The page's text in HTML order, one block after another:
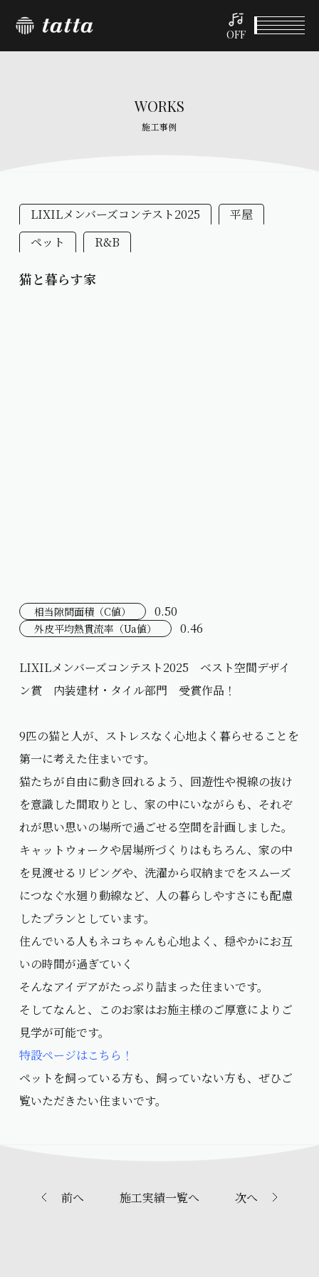
OFF
WORKS
施工事例
LIXILメンバーズコンテスト2025
平屋
ペット
R&B
猫と暮らす家
相当隙間面積（C値） 0.50
外皮平均熱貫流率（Ua値） 0.46
LIXILメンバーズコンテスト2025 ベスト空間デザイ
ン賞 内装建材・タイル部門 受賞作品！
9匹の猫と人が、ストレスなく心地よく暮らせることを
第一に考えた住まいです。
猫たちが自由に動き回れるよう、回遊性や視線の抜け
を意識した間取りとし、家の中にいながらも、それぞ
れが思い思いの場所で過ごせる空間を計画しました。
キャットウォークや居場所づくりはもちろん、家の中
を見渡せるリビングや、洗濯から収納までをスムーズ
につなぐ水廻り動線など、人の暮らしやすさにも配慮
したプランとしています。
住んでいる人もネコちゃんも心地よく、穏やかにお互
いの時間が過ぎていく――
そんなアイデアがたっぷり詰まった住まいです。
そしてなんと、このお家はお施主様のご厚意によりご
見学が可能です。
特設ページはこちら！
ペットを飼っている方も、飼っていない方も、ぜひご
覧いただきたい住まいです。
前へ 施工実績一覧へ 次へ